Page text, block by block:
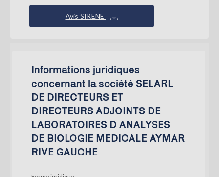
Avis SIRENE
Informations juridiques
concernant la société SELARL
DE DIRECTEURS ET
DIRECTEURS ADJOINTS DE
LABORATOIRES D ANALYSES
DE BIOLOGIE MEDICALE AYMAR
RIVE GAUCHE